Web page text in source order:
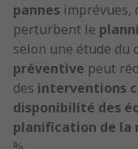
pannes imprévues,
perturbent le
selon une étude du
préventive peut
des interventions
disponibilité des
planification de la